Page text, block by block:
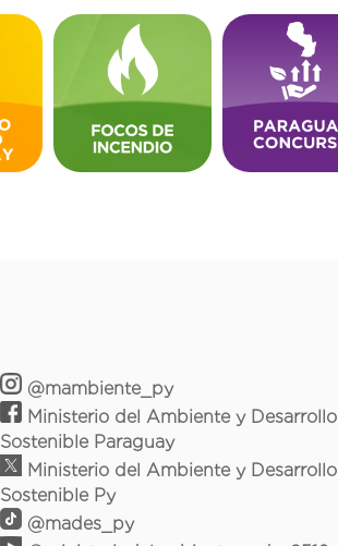
@mambiente_py
Ministerio del Ambiente y Desarrollo
Sostenible Paraguay
Ministerio del Ambiente y Desarrollo
Sostenible Py
@mades_py